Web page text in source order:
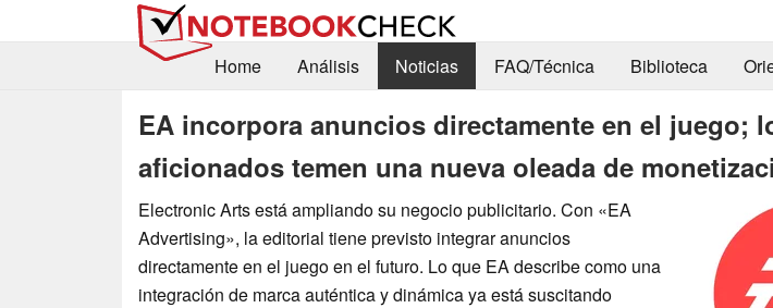
Home
Análisis Noticias FAQ/Técnica Biblioteca
EA incorpora anuncios directamente en el juego;
aficionados temen una nueva oleada de
Electronic Arts está ampliando su negocio publicitario. Con «EA
Advertising», la editorial tiene previsto integrar anuncios
directamente en el juego en el futuro. Lo que EA describe como una
integración de marca auténtica y dinámica ya está suscitando